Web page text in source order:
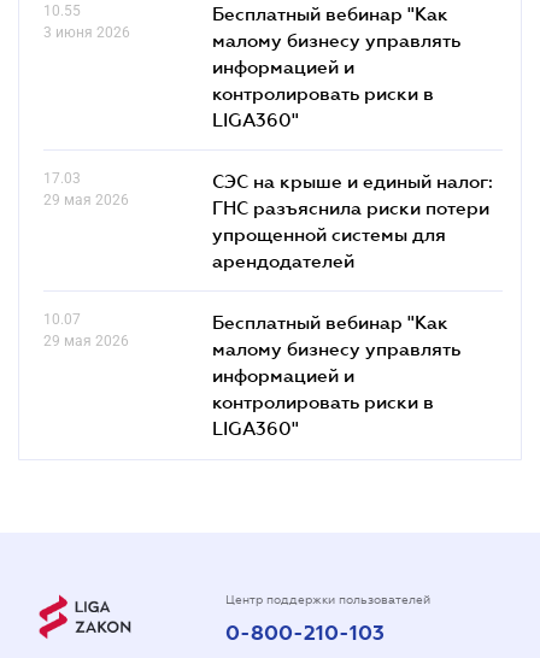
10.55
3 июня 2026
Бесплатный вебинар "Как
малому бизнесу управлять
информацией и
контролировать риски в
LIGA360"
17.03
29 мая 2026
СЭС на крыше и единый налог:
ГНС разъяснила риски потери
упрощенной системы для
арендодателей
10.07
29 мая 2026
Бесплатный вебинар "Как
малому бизнесу управлять
информацией и
контролировать риски в
LIGA360"
Центр поддержки пользователей
0-800-210-103